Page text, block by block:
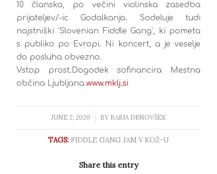
10 članska, po večini violinska zasedba
prijateljev/-ic Godalkanja. Sodeluje tudi
najstniški ‘Slovenian Fiddle Gang’, ki pometa
s publiko po Evropi. Ni koncert, a je veselje
do posluha obvezno.
Vstop prost.Dogodek sofinancira Mestna
občina Ljubljana.www.mklj.si
JUNE 2, 2020
/ BY BARJA DRNOVŠEK
TAGS: FIDDLE GANG JAM V KOŽ-U
Share this entry